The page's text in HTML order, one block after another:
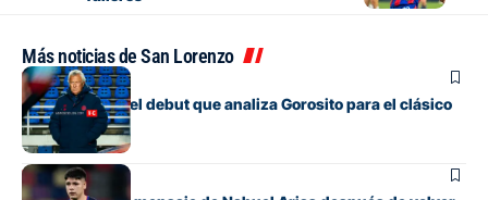
Más noticias de San Lorenzo
Fútbol
Los cambios y el debut que analiza Gorosito para el clásico
con Huracán
Fútbol